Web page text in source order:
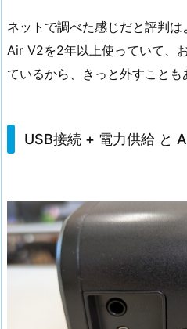
ネットで調べた感じだと評判
Air V2を2年以上使っていて、
ているから、きっと外すことも
USB接続 + 電力供給 と